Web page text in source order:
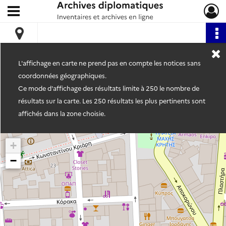
Archives diplomatiques
Ouvrir le menu déroulant
L'affichage en carte ne prend pas en compte les notices sans
coordonnées géographiques.
Ce mode d'affichage des résultats limite à 250 le nombre de
résultats sur la carte. Les 250 résultats les plus pertinents sont
affichés dans la zone choisie.
+
−